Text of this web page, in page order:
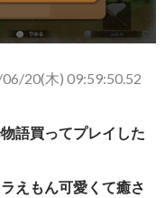
20(木) 09:59:50.52
語買ってプレイした
えもん可愛くて癒さ